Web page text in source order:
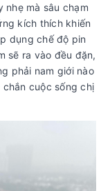
nhẹ mà sâu chạm
kích thích khiến
dụng chế độ pin
sẽ ra vào đều đặn,
phải nam giới nào
cuộc sống chị